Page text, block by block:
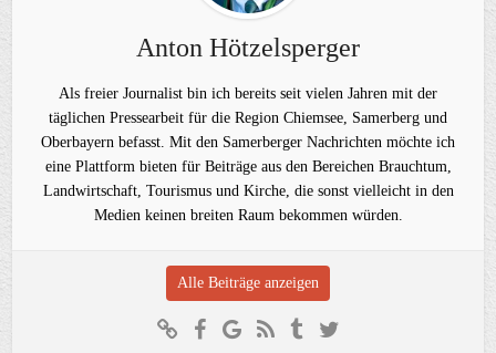
Anton Hötzelsperger
Als freier Journalist bin ich bereits seit vielen Jahren mit der
täglichen Pressearbeit für die Region Chiemsee, Samerberg und
Oberbayern befasst. Mit den Samerberger Nachrichten möchte ich
eine Plattform bieten für Beiträge aus den Bereichen Brauchtum,
Landwirtschaft, Tourismus und Kirche, die sonst vielleicht in den
Medien keinen breiten Raum bekommen würden.
Alle Beiträge anzeigen